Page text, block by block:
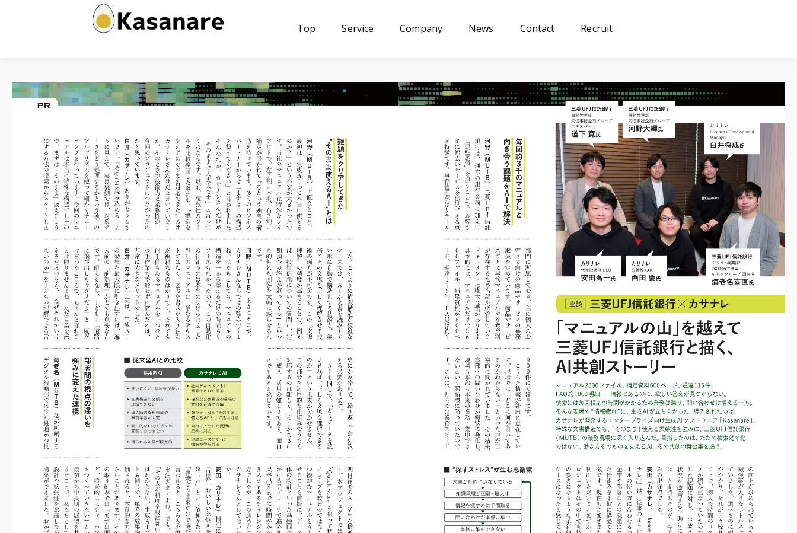
Top Service Company News Contact Recruit